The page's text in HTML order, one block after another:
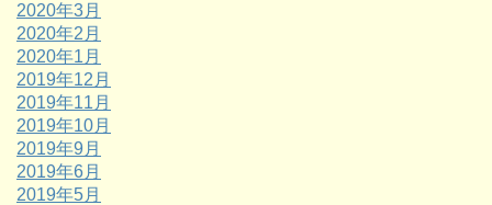
2020年3月
2020年2月
2020年1月
2019年12月
2019年11月
2019年10月
2019年9月
2019年6月
2019年5月